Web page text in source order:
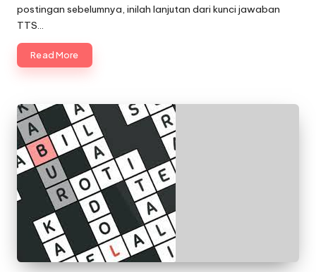
postingan sebelumnya, inilah lanjutan dari kunci jawaban
TTS…
Read More